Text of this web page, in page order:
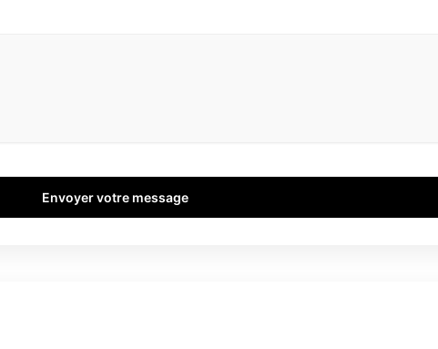
Envoyer votre message